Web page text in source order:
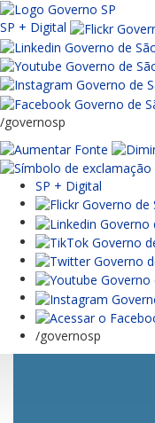
SP + Digital
/governosp
SP + Digital
/governosp